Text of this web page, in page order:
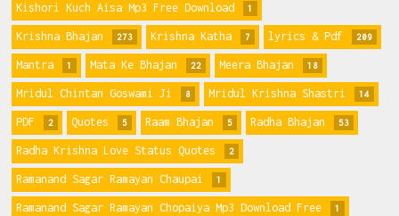
Kishori Kuch Aisa Mp3 Free Download 1
Krishna Bhajan 273 Krishna Katha 7 lyrics & Pdf 209
Mantra 1 Mata Ke Bhajan 22 Meera Bhajan 18
Mridul Chintan Goswami Ji 8 Mridul Krishna Shastri 14
PDF 2 Quotes 5 Raam Bhajan 5 Radha Bhajan 53
Radha Krishna Love Status Quotes 2
Ramanand Sagar Ramayan Chaupai 1
Ramanand Sagar Ramayan Chopaiya Mp3 Download Free 1